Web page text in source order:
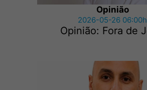
Opinião
2026-05-26 06:00h
Opinião: Fora de